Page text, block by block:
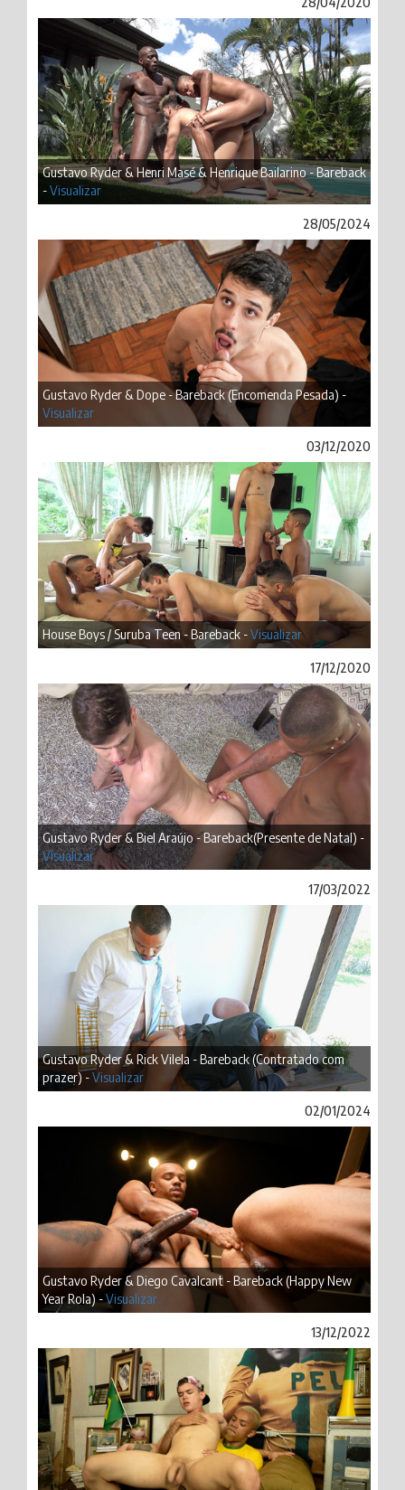
Gustavo Ryder & Henri Masé & Henrique Bailarino - Bareback
-Visualizar
28/05/2024
Gustavo Ryder & Dope - Bareback (Encomenda Pesada) -
Visualizar
03/12/2020
House Boys / Suruba Teen - Bareback -Visualizar
17/12/2020
Gustavo Ryder & Biel Araújo - Bareback(Presente de Natal) -
Visualizar
17/03/2022
Gustavo Ryder & Rick Vilela - Bareback (Contratado com
prazer) -Visualizar
02/01/2024
Gustavo Ryder & Diego Cavalcant - Bareback (Happy New
Year Rola) -Visualizar
13/12/2022